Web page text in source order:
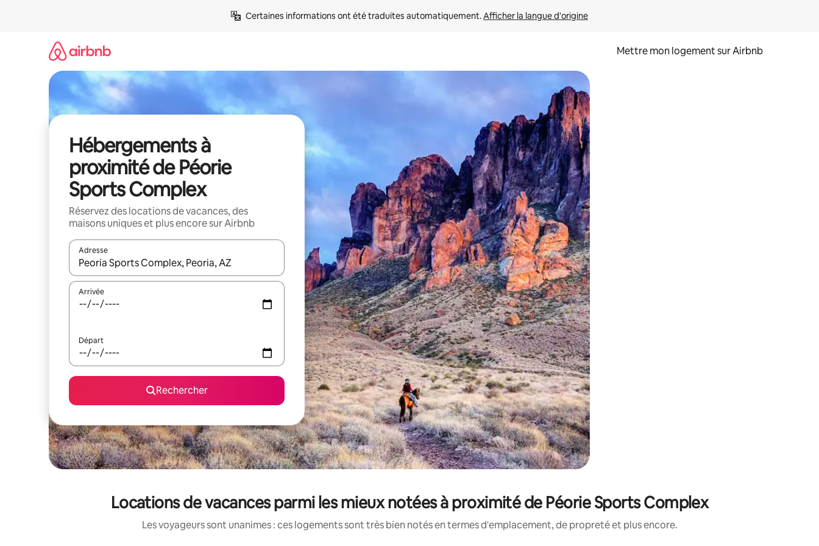
Certaines informations ont été traduites automatiquement. Afficher la langue d'origine
Mettre mon logement sur Airbnb
Hébergements à
proximité de Péorie
Sports Complex
Réservez des locations de vacances, des
maisons uniques et plus encore sur Airbnb
Adresse
Lorsque les résultats s'affichent, utilisez les flèches vers le haut et vers le bas pour les parcourir ou en appuyant et en faisant glisser.
Arrivée
Départ
Rechercher
Locations de vacances parmi les mieux notées à proximité de Péorie Sports Complex
Les voyageurs sont unanimes : ces logements sont très bien notés en termes d'emplacement, de propreté et plus encore.